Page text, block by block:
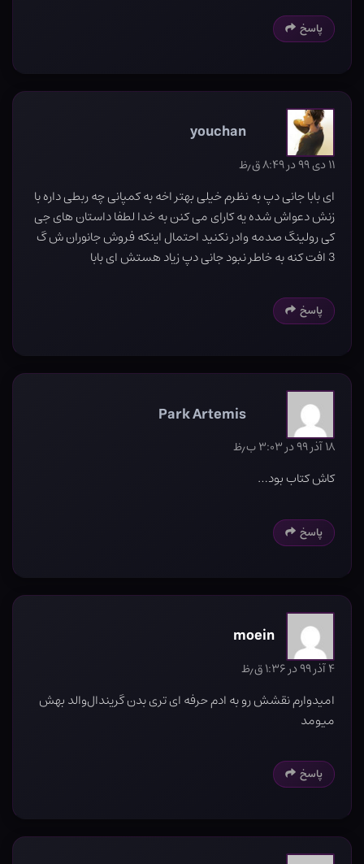
پاسخ
youchan
۱۱ دی ۹۹ در ۸:۴۹ ق٫ظ
ای بابا جانی دپ به نظرم خیلی بهتر اخه به کمپانی چه ربطی داره با
زنش دعواش شده یه کارای می کنن به خدا لطفا داستان های جی
کی رولینگ صدمه وادر نکنید احتمال اینکه فروش جانوران ش گ
3 افت کنه به خاطر نبود جانی دپ زیاد هستش ای بابا
پاسخ
Park Artemis
۱۸ آذر ۹۹ در ۳:۰۳ ب٫ظ
کاش کتاب بود…
پاسخ
moein
۴ آذر ۹۹ در ۱:۳۶ ق٫ظ
امیدوارم نقشش رو به ادم حرفه ای تری بدن گریندال‌والد بهش
میومد
پاسخ